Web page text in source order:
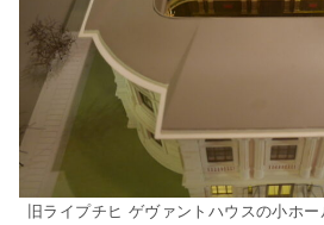
旧ライプチヒ ゲヴァントハウスの小ホ